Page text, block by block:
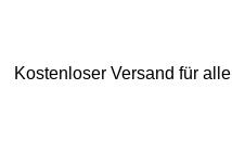
Kostenloser Versand für